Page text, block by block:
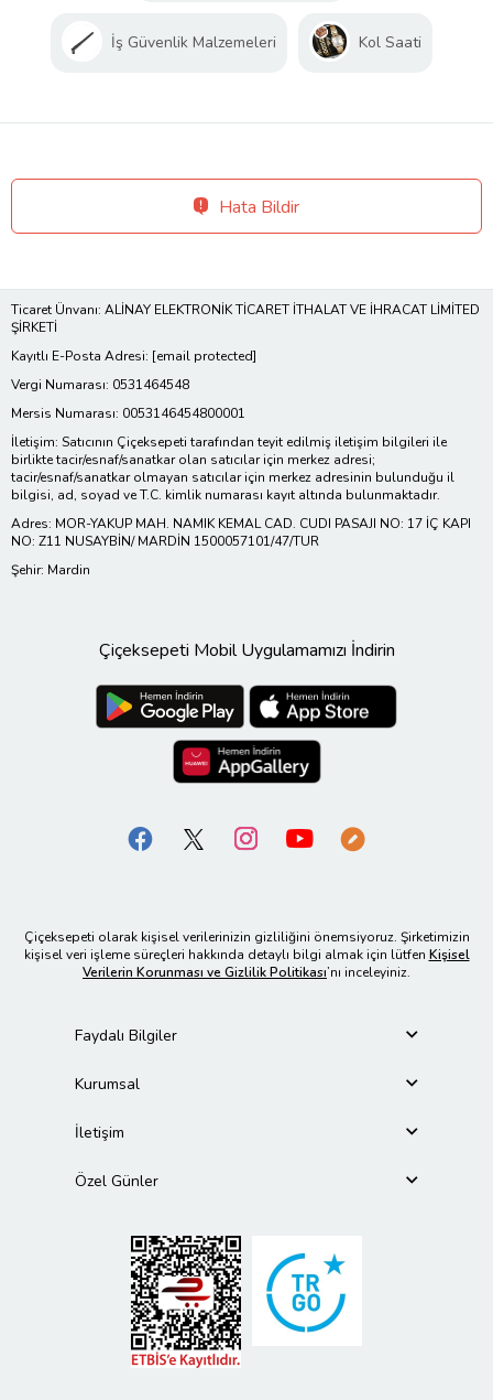
İş Güvenlik Malzemeleri Kol Saati
Hata Bildir
Ticaret Ünvanı: ALİNAY ELEKTRONİK TİCARET İTHALAT VE İHRACAT LİMİTED
ŞİRKETİ
Kayıtlı E-Posta Adresi: [email protected]
Vergi Numarası: 0531464548
Mersis Numarası: 0053146454800001
İletişim: Satıcının Çiçeksepeti tarafından teyit edilmiş iletişim bilgileri ile
birlikte tacir/esnaf/sanatkar olan satıcılar için merkez adresi;
tacir/esnaf/sanatkar olmayan satıcılar için merkez adresinin bulunduğu il
bilgisi, ad, soyad ve T.C. kimlik numarası kayıt altında bulunmaktadır.
Adres: MOR-YAKUP MAH. NAMIK KEMAL CAD. CUDI PASAJI NO: 17 İÇ KAPI
NO: Z11 NUSAYBİN/ MARDİN 1500057101/47/TUR
Şehir: Mardin
Çiçeksepeti Mobil Uygulamamızı İndirin
Çiçeksepeti olarak kişisel verilerinizin gizliliğini önemsiyoruz. Şirketimizin
kişisel veri işleme süreçleri hakkında detaylı bilgi almak için lütfen Kişisel
Verilerin Korunması ve Gizlilik Politikası’nı inceleyiniz.
Faydalı Bilgiler
Kurumsal
İletişim
Özel Günler